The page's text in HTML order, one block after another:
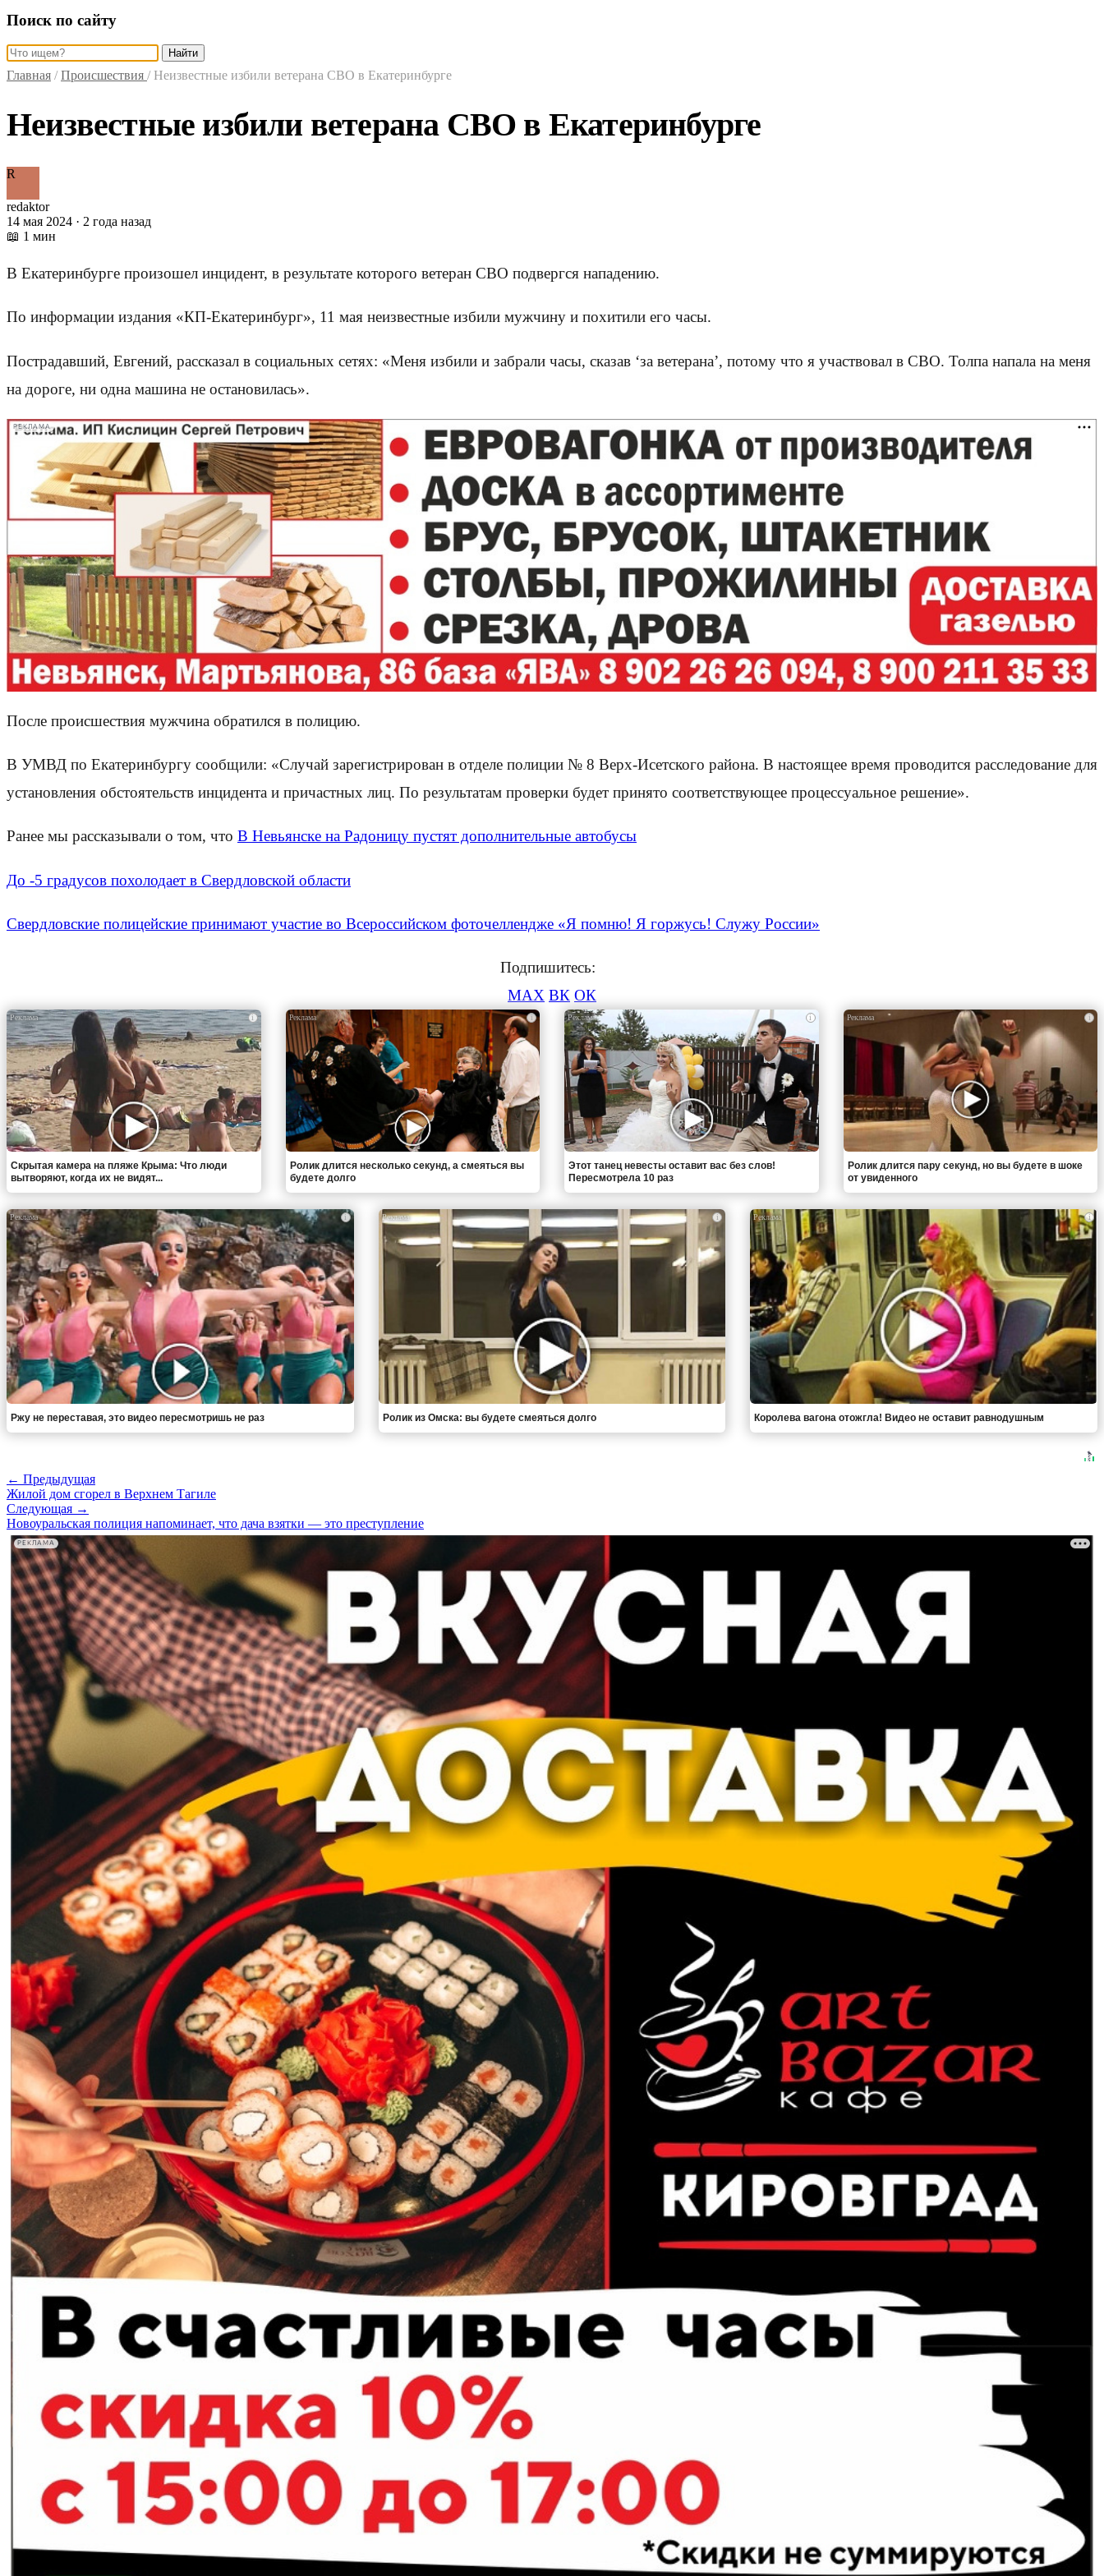
Поиск по сайту
Найти
Главная / Происшествия / Неизвестные избили ветерана СВО в Екатеринбурге
Неизвестные избили ветерана СВО в Екатеринбурге
R
redaktor
14 мая 2024 · 2 года назад
📖 1 мин
В Екатеринбурге произошел инцидент, в результате которого ветеран СВО подвергся нападению.
По информации издания «КП-Екатеринбург», 11 мая неизвестные избили мужчину и похитили его часы.
Пострадавший, Евгений, рассказал в социальных сетях: «Меня избили и забрали часы, сказав ‘за ветерана’, потому что я участвовал в СВО. Толпа напала на меня
на дороге, ни одна машина не остановилась».
РЕКЛАМА
После происшествия мужчина обратился в полицию.
В УМВД по Екатеринбургу сообщили: «Случай зарегистрирован в отделе полиции № 8 Верх-Исетского района. В настоящее время проводится расследование для
установления обстоятельств инцидента и причастных лиц. По результатам проверки будет принято соответствующее процессуальное решение».
Ранее мы рассказывали о том, что В Невьянске на Радоницу пустят дополнительные автобусы
До -5 градусов похолодает в Свердловской области
Свердловские полицейские принимают участие во Всероссийском фоточеллендже «Я помню! Я горжусь! Служу России»
Подпишитесь:
MAX ВК ОК
i
Скрытая камера на пляже Крыма: Что люди
вытворяют, когда их не видят...
i
Ролик длится несколько секунд, а смеяться вы
будете долго
i
Этот танец невесты оставит вас без слов!
Пересмотрела 10 раз
i
Ролик длится пару секунд, но вы будете в шоке
от увиденного
i
Ржу не переставая, это видео пересмотришь не раз
i
Ролик из Омска: вы будете смеяться долго
i
Королева вагона отожгла! Видео не оставит равнодушным
← Предыдущая
Жилой дом сгорел в Верхнем Тагиле
Следующая →
Новоуральская полиция напоминает, что дача взятки — это преступление
РЕКЛАМА